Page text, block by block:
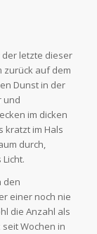
der letzte dieser
zurück auf dem
Dunst in der
und
im dicken
kratzt im Hals
durch,
den
einer noch nie
die Anzahl als
Wochen in